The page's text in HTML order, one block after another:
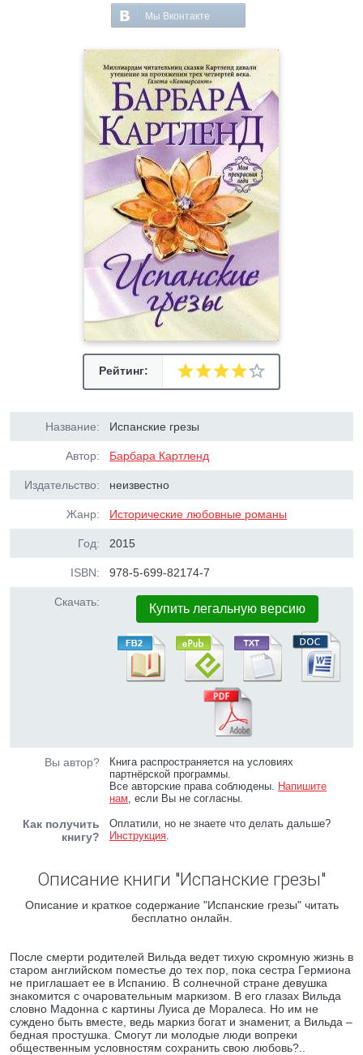
Мы Вконтакте
Рейтинг:
Название: Испанские грезы
Автор: Барбара Картленд
Издательство: неизвестно
Жанр: Исторические любовные романы
Год: 2015
ISBN: 978-5-699-82174-7
Скачать: Купить легальную версию
Вы автор?
Книга распространяется на условиях
партнёрской программы.
Все авторские права соблюдены. Напишите
нам, если Вы не согласны.
Как получить
книгу?
Оплатили, но не знаете что делать дальше?
Инструкция.
Описание книги "Испанские грезы"
Описание и краткое содержание "Испанские грезы" читать
бесплатно онлайн.
После смерти родителей Вильда ведет тихую скромную жизнь в
старом английском поместье до тех пор, пока сестра Гермиона
не приглашает ее в Испанию. В солнечной стране девушка
знакомится с очаровательным маркизом. В его глазах Вильда
словно Мадонна с картины Луиса де Моралеса. Но им не
суждено быть вместе, ведь маркиз богат и знаменит, а Вильда –
бедная простушка. Смогут ли молодые люди вопреки
общественным условностям сохранить свою любовь?..